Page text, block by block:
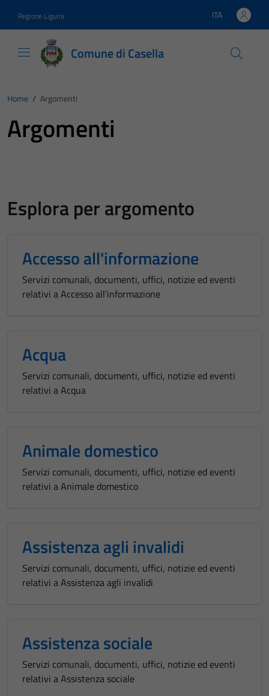
Regione Liguria Lingua attiva:
ITA
Comune di Casella
Home / Argomenti
Argomenti
Esplora per argomento
Accesso all'informazione
Servizi comunali, documenti, uffici, notizie ed eventi
relativi a Accesso all'informazione
Acqua
Servizi comunali, documenti, uffici, notizie ed eventi
relativi a Acqua
Animale domestico
Servizi comunali, documenti, uffici, notizie ed eventi
relativi a Animale domestico
Assistenza agli invalidi
Servizi comunali, documenti, uffici, notizie ed eventi
relativi a Assistenza agli invalidi
Assistenza sociale
Servizi comunali, documenti, uffici, notizie ed eventi
relativi a Assistenza sociale